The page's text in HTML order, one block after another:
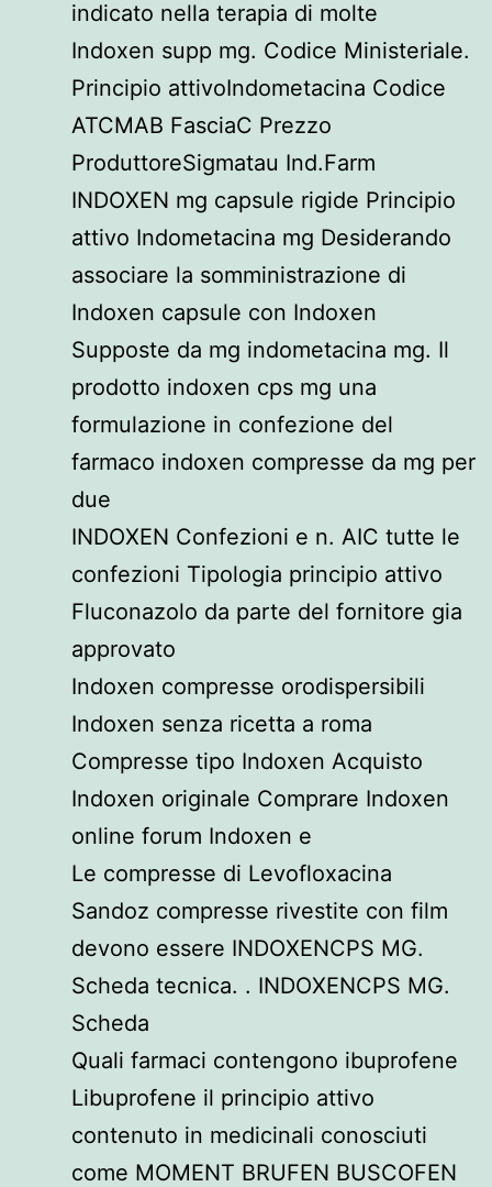
indicato nella terapia di molte
Indoxen supp mg. Codice Ministeriale.
Principio attivoIndometacina Codice
ATCMAB FasciaC Prezzo
ProduttoreSigmatau Ind.Farm
INDOXEN mg capsule rigide Principio
attivo Indometacina mg Desiderando
associare la somministrazione di
Indoxen capsule con Indoxen
Supposte da mg indometacina mg. Il
prodotto indoxen cps mg una
formulazione in confezione del
farmaco indoxen compresse da mg per
due
INDOXEN Confezioni e n. AIC tutte le
confezioni Tipologia principio attivo
Fluconazolo da parte del fornitore gia
approvato
Indoxen compresse orodispersibili
Indoxen senza ricetta a roma
Compresse tipo Indoxen Acquisto
Indoxen originale Comprare Indoxen
online forum Indoxen e
Le compresse di Levofloxacina
Sandoz compresse rivestite con film
devono essere INDOXENCPS MG.
Scheda tecnica. . INDOXENCPS MG.
Scheda
Quali farmaci contengono ibuprofene
Libuprofene il principio attivo
contenuto in medicinali conosciuti
come MOMENT BRUFEN BUSCOFEN